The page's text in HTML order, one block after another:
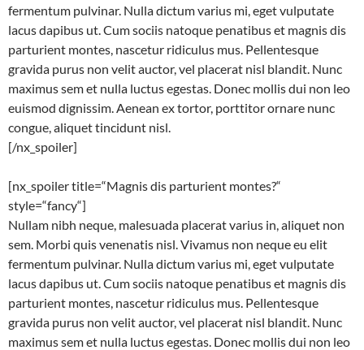
fermentum pulvinar. Nulla dictum varius mi, eget vulputate
lacus dapibus ut. Cum sociis natoque penatibus et magnis dis
parturient montes, nascetur ridiculus mus. Pellentesque
gravida purus non velit auctor, vel placerat nisl blandit. Nunc
maximus sem et nulla luctus egestas. Donec mollis dui non leo
euismod dignissim. Aenean ex tortor, porttitor ornare nunc
congue, aliquet tincidunt nisl.
[/nx_spoiler]
[nx_spoiler title=“Magnis dis parturient montes?“
style=“fancy“]
Nullam nibh neque, malesuada placerat varius in, aliquet non
sem. Morbi quis venenatis nisl. Vivamus non neque eu elit
fermentum pulvinar. Nulla dictum varius mi, eget vulputate
lacus dapibus ut. Cum sociis natoque penatibus et magnis dis
parturient montes, nascetur ridiculus mus. Pellentesque
gravida purus non velit auctor, vel placerat nisl blandit. Nunc
maximus sem et nulla luctus egestas. Donec mollis dui non leo